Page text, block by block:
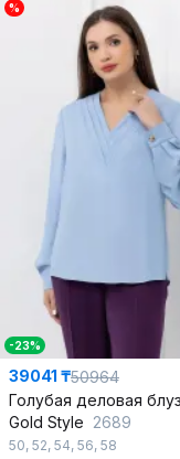
%
-23%
39041 ₸50964
Gold Style 2689
50, 52, 54, 56, 58